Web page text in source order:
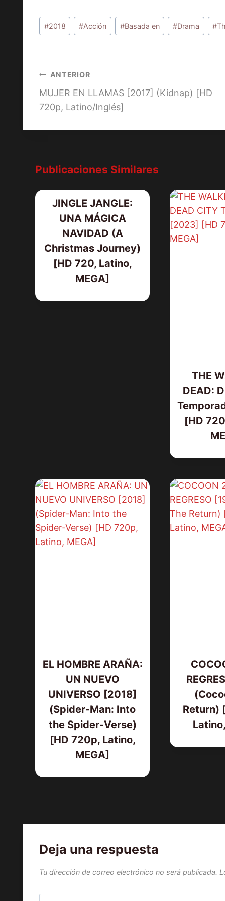
Etiquetas
de
#2018 #Acción #Basada en #Drama #
Navegación
de
ANTERIOR
MUJER EN LLAMAS [2017] (Kidnap) [HD
720p, Latino/Inglés]
Publicaciones Similares
JINGLE JANGLE:
UNA MÁGICA
NAVIDAD (A
Christmas Journey)
[HD 720, Latino,
MEGA]
THE
DEAD:
[HD
EL HOMBRE ARAÑA:
UN NUEVO
UNIVERSO [2018]
(Spider-Man: Into
the Spider-Verse)
[HD 720p, Latino,
MEGA]
Return)
Deja una respuesta
Tu dirección de correo electrónico no será publicada.